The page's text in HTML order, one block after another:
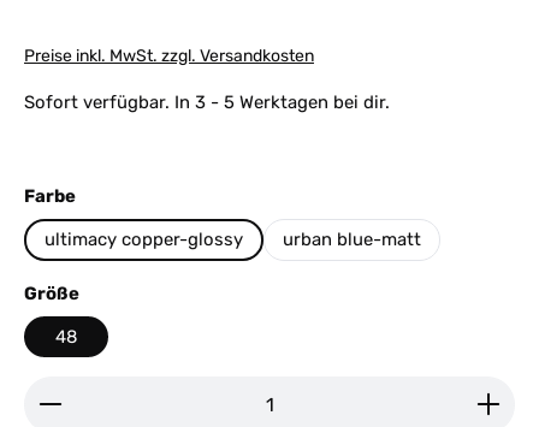
Preise inkl. MwSt. zzgl. Versandkosten
Sofort verfügbar. In 3 - 5 Werktagen bei dir.
Farbeauswählen
ultimacy copper-glossy urban blue-matt
Größeauswählen
48
Produkt Anzahl: Gib den gewünschten Wert ein